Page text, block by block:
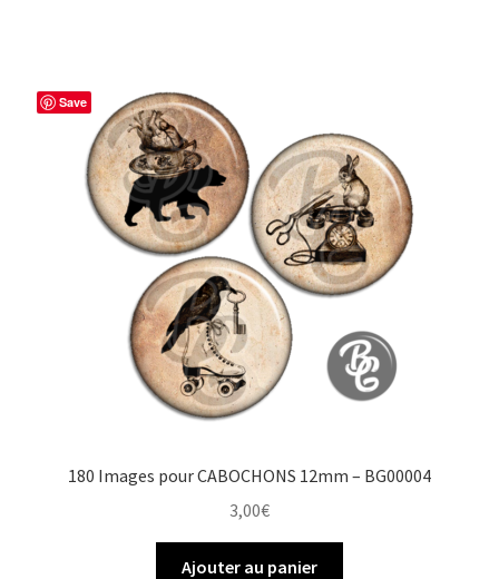
Save
180 Images pour CABOCHONS 12mm – BG00004
3,00€
Ajouter au panier